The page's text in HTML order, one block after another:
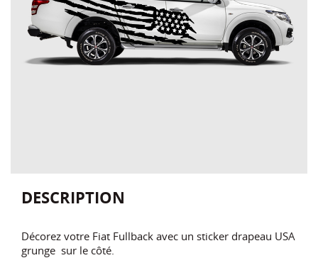
DESCRIPTION
Décorez votre Fiat Fullback avec un sticker drapeau USA
grunge sur le côté.